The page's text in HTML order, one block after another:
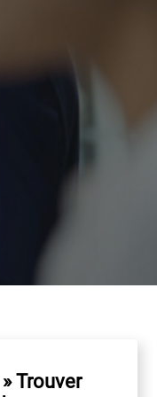
Trouver